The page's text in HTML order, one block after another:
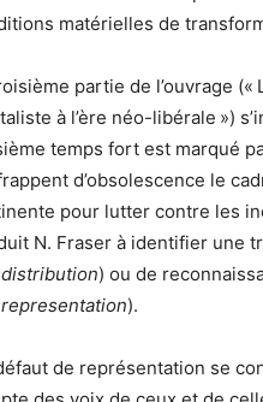
matérielles de
partie de l’ouvrage
à l’ère néo-libérale »)
temps fort est marqué
d’obsolescence le
pour lutter contre les
N. Fraser à identifier une
) ou de
).
de représentation se